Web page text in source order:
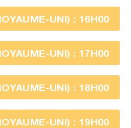
UNI) : 16H00
UNI) : 17H00
UNI) : 18H00
UNI) : 19H00